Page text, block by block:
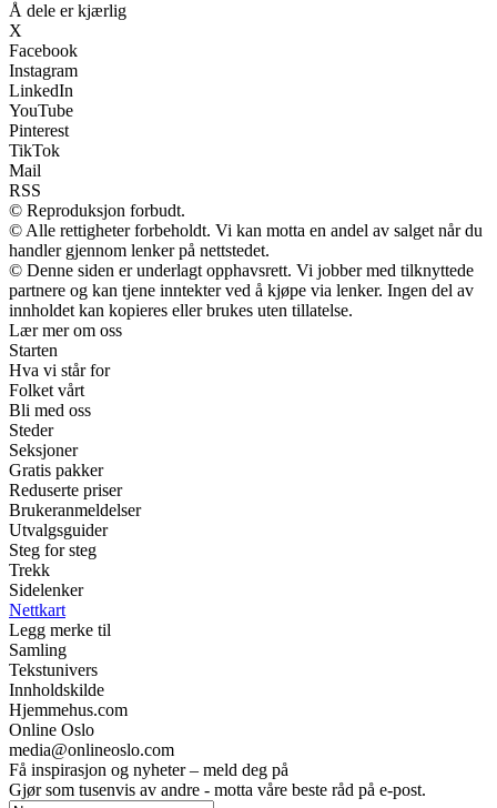
Å dele er kjærlig
X
Facebook
Instagram
LinkedIn
YouTube
Pinterest
TikTok
Mail
RSS
© Reproduksjon forbudt.
© Alle rettigheter forbeholdt. Vi kan motta en andel av salget når du
handler gjennom lenker på nettstedet.
© Denne siden er underlagt opphavsrett. Vi jobber med tilknyttede
partnere og kan tjene inntekter ved å kjøpe via lenker. Ingen del av
innholdet kan kopieres eller brukes uten tillatelse.
Lær mer om oss
Starten
Hva vi står for
Folket vårt
Bli med oss
Steder
Seksjoner
Gratis pakker
Reduserte priser
Brukeranmeldelser
Utvalgsguider
Steg for steg
Trekk
Sidelenker
Nettkart
Legg merke til
Samling
Tekstunivers
Innholdskilde
Hjemmehus.com
Online Oslo
media@onlineoslo.com
Få inspirasjon og nyheter – meld deg på
Gjør som tusenvis av andre - motta våre beste råd på e-post.